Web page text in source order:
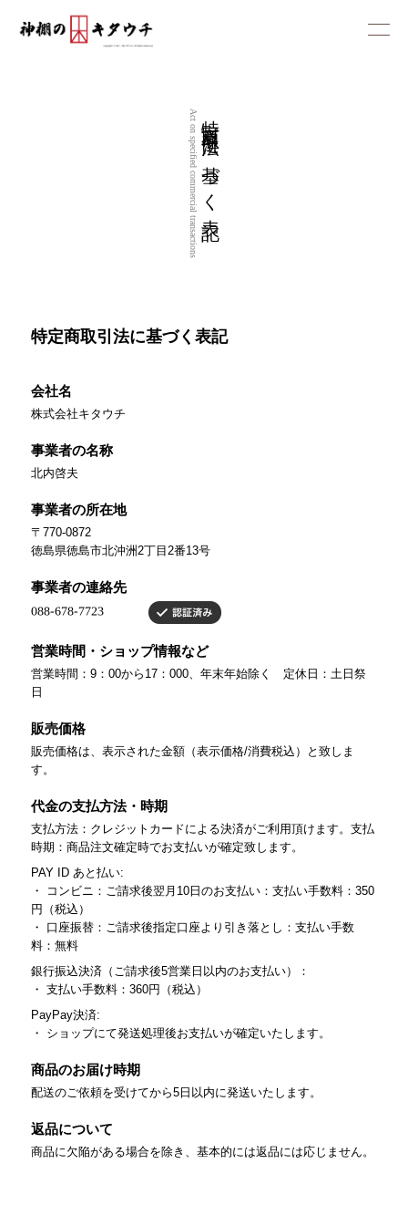
特定商取引法に基づく表記
Act on specified commercial transactions
特定商取引法に基づく表記
会社名
株式会社キタウチ
事業者の名称
北内啓夫
事業者の所在地
〒770-0872
徳島県徳島市北沖洲2丁目2番13号
事業者の連絡先
営業時間・ショップ情報など
営業時間：9：00から17：000、年末年始除く 定休日：土日祭
日
販売価格
販売価格は、表示された金額（表示価格/消費税込）と致しま
す。
代金の支払方法・時期
支払方法：クレジットカードによる決済がご利用頂けます。支払
時期：商品注文確定時でお支払いが確定致します。
PAY ID あと払い:
・ コンビニ：ご請求後翌月10日のお支払い：支払い手数料：350
円（税込）
・ 口座振替：ご請求後指定口座より引き落とし：支払い手数
料：無料
銀行振込決済（ご請求後5営業日以内のお支払い）：
・ 支払い手数料：360円（税込）
PayPay決済:
・ ショップにて発送処理後お支払いが確定いたします。
商品のお届け時期
配送のご依頼を受けてから5日以内に発送いたします。
返品について
商品に欠陥がある場合を除き、基本的には返品には応じません。